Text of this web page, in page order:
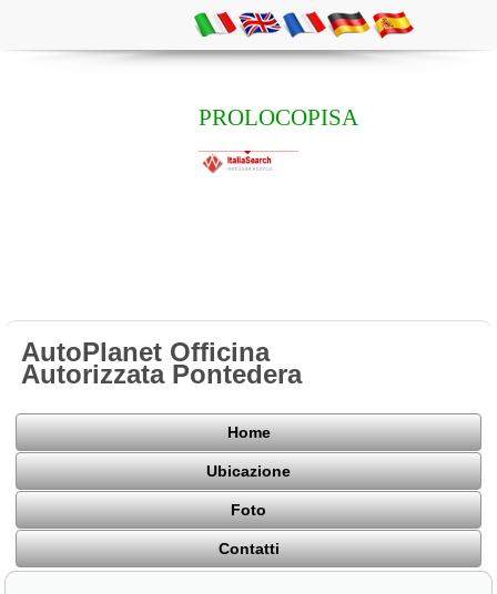
PROLOCOPISA
AutoPlanet Officina
Autorizzata Pontedera
Home
Ubicazione
Foto
Contatti